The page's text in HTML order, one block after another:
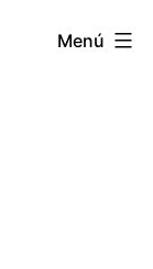
Menú